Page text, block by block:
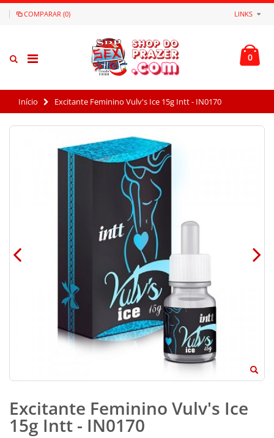
COMPARAR (0) LINKS
0
Início Excitante Feminino Vulv's Ice 15g Intt - IN0170
Excitante Feminino Vulv's Ice
15g Intt - IN0170